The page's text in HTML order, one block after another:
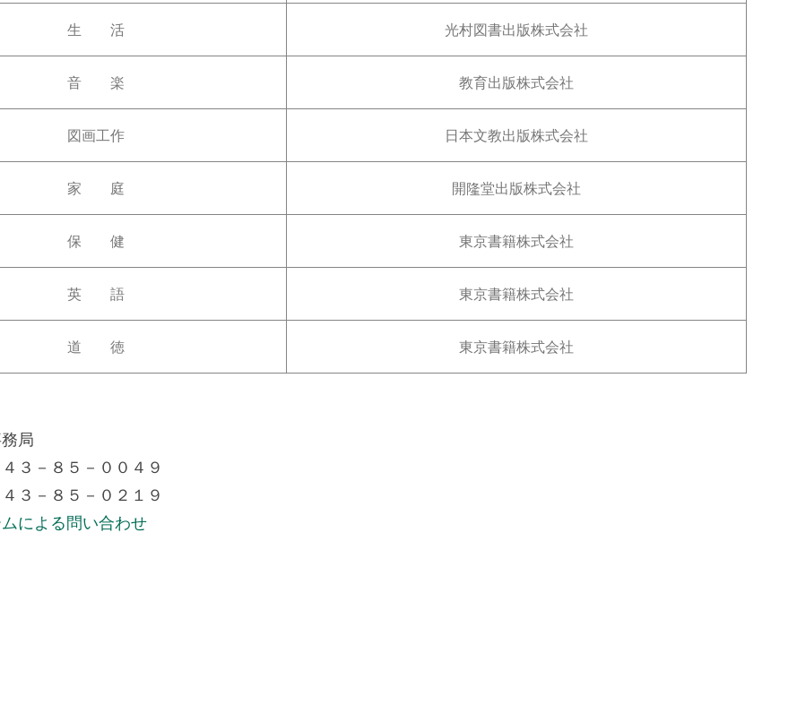
生 活 光村図書出版株式会社
音 楽 教育出版株式会社
図画工作 日本文教出版株式会社
家 庭 開隆堂出版株式会社
保 健 東京書籍株式会社
英 語 東京書籍株式会社
道 徳 東京書籍株式会社
局
３－８５－００４９
３－８５－０２１９
による問い合わせ